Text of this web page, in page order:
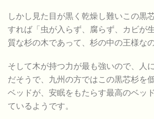
しかし見た目が黒く乾燥し難いこの黒
すれば「虫が入らず、腐らず、カビが
質な杉の木であって、杉の中の王様なの
そして木が持つ力が最も強いので、人
だそうで、九州の方ではこの黒芯杉を
ベッドが、安眠をもたらす最高のベッ
ているようです。